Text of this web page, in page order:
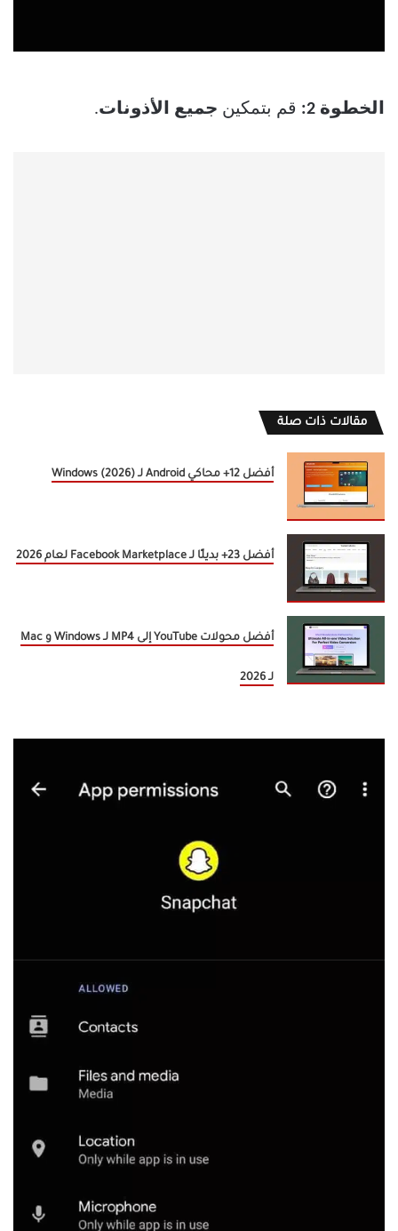
الخطوة 2: قم بتمكين جميع الأذونات.
مقالات ذات صلة
أفضل 12+ محاكي Android لـ Windows (2026)
أفضل 23+ بديلًا لـ Facebook Marketplace لعام 2026
أفضل محولات YouTube إلى MP4 لـ Windows و Mac
لـ 2026